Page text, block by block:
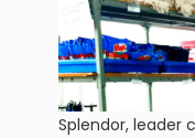
Splendor, leader